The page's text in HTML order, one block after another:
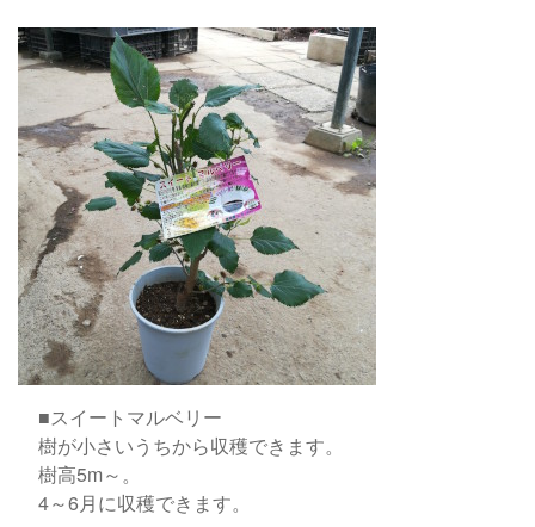
■スイートマルベリー
樹が小さいうちから収穫できます。
樹高5m～。
4～6月に収穫できます。